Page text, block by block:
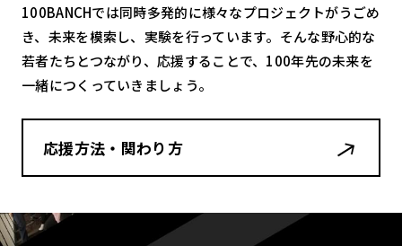
100BANCHでは同時多発的に様々なプロジェクトがうごめ
き、未来を模索し、実験を行っています。そんな野心的な
若者たちとつながり、応援することで、100年先の未来を
一緒につくっていきましょう。
応援方法・関わり方